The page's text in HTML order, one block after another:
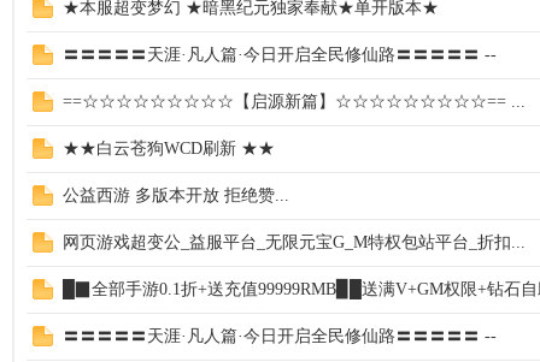
★本服超变梦幻 ★暗黑纪元独家奉献★单开版本★
〓〓〓〓〓天涯·凡人篇·今日开启全民修仙路〓〓〓〓〓 --
==☆☆☆☆☆☆☆☆☆【启源新篇】☆☆☆☆☆☆☆☆☆== ...
★★白云苍狗WCD刷新 ★★
公益西游 多版本开放 拒绝赞...
网页游戏超变公_益服平台_无限元宝G_M特权包站平台_折扣...
█▉全部手游0.1折+送充值99999RMB▉█送满V+GM权限+钻石
〓〓〓〓〓天涯·凡人篇·今日开启全民修仙路〓〓〓〓〓 --